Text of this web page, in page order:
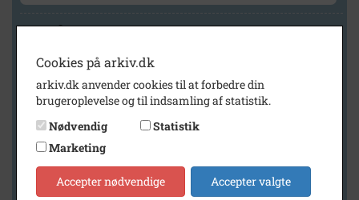
Geografi
Generelt
Vis kun med billeder
Vis kun med filmklip
Vis kun med lydklip
Vis kun med kilder
Cookies på arkiv.dk
arkiv.dk anvender cookies til at forbedre din
brugeroplevelse og til indsamling af statistik.
Nødvendig
Statistik
Marketing
Accepter nødvendige Accepter valgte